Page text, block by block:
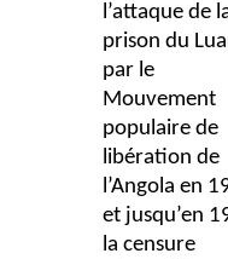
l’attaque de
prison du
par le
Mouvement
populaire de
libération de
l’Angola en
et jusqu’en
la censure